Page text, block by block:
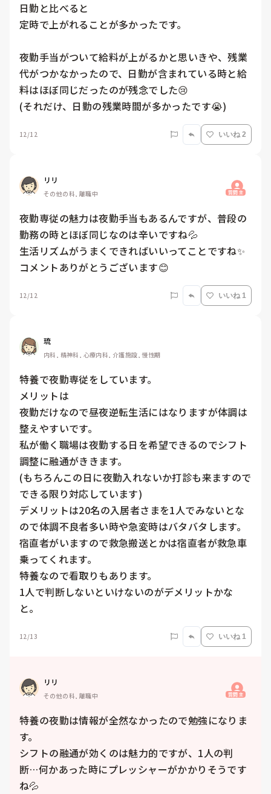
日勤と比べると
定時で上がれることが多かったです。
夜勤手当がついて給料が上がるかと思いきや、残業
代がつかなかったので、日勤が含まれている時と給
料はほぼ同じだったのが残念でした😢
(それだけ、日勤の残業時間が多かったです😭)
12/12 いいね 2
リリ
その他の科, 離職中 質問主
夜勤専従の魅力は夜勤手当もあるんですが、普段の
勤務の時とほぼ同じなのは辛いですね💦
生活リズムがうまくできればいいってことですね✨
コメントありがとうございます😊
12/12 いいね 1
琉
内科, 精神科, 心療内科, 介護施設, 慢性期
特養で夜勤専従をしています。
メリットは
夜勤だけなので昼夜逆転生活にはなりますが体調は
整えやすいです。
私が働く職場は夜勤する日を希望できるのでシフト
調整に融通がききます。
(もちろんこの日に夜勤入れないか打診も来ますので
できる限り対応しています)
デメリットは20名の入居者さまを1人でみないとな
ので体調不良者多い時や急変時はバタバタします。
宿直者がいますので救急搬送とかは宿直者が救急車
乗ってくれます。
特養なので看取りもあります。
1人で判断しないといけないのがデメリットかな
と。
12/13 いいね 1
リリ
その他の科, 離職中 質問主
特養の夜勤は情報が全然なかったので勉強になりま
す。
シフトの融通が効くのは魅力的ですが、1人の判
断…何かあった時にプレッシャーがかかりそうです
ね💦